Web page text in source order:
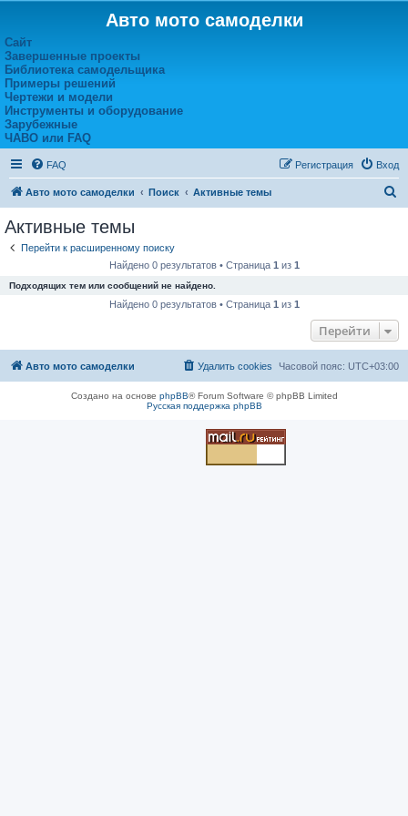
Авто мото самоделки
Сайт
Завершенные проекты
Библиотека самодельщика
Примеры решений
Чертежи и модели
Инструменты и оборудование
Зарубежные
ЧАВО или FAQ
FAQ Вход
Регистрация
Авто мото самоделки Поиск Активные темы
Активные темы
Перейти к расширенному поиску
Найдено 0 результатов • Страница 1 из 1
Подходящих тем или сообщений не найдено.
Найдено 0 результатов • Страница 1 из 1
Перейти
Авто мото самоделки Часовой пояс: UTC+03:00
Удалить cookies
Создано на основе phpBB® Forum Software © phpBB Limited
Русская поддержка phpBB